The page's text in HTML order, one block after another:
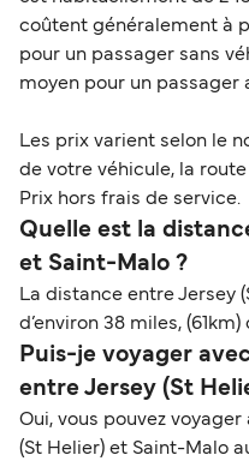
coûtent généralement à
pour un passager sans
moyen pour un passager
Les prix varient selon le
de votre véhicule, la
Prix hors frais de service.
Quelle est la
et Saint-Malo ?
La distance entre Jersey
d’environ 38 miles,
Puis-je voyager
entre Jersey (St
Oui, vous pouvez
(St Helier) et Saint-Malo